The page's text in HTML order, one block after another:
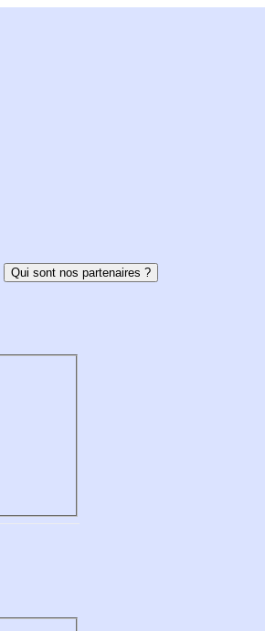
Qui sont nos partenaires ?